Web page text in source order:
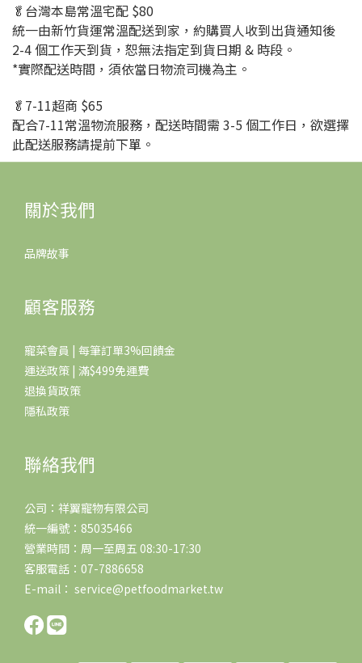
🥬台灣本島常溫宅配 $80
統一由新竹貨運常溫配送到家， 約購買人收到出貨通知後
2-4 個工作天到貨， 恕無法指定到貨日期 & 時段。
*實際配送時間，須依當日物流司機為主。
🥬 7-11超商 $65
配合7-11常溫物流服務，配送時間需 3-5 個工作日，欲選擇
此配送服務請提前下單。
關於我們
品牌故事
顧客服務
寵菜會員 | 每筆訂單3%回饋金
運送政策 | 滿$499免運費
退換貨政策
隱私政策
聯絡我們
公司：祥翼寵物有限公司
統一編號：85035466
營業時間：周一至周五 08:30-17:30
客服電話：07-7886658
E-mail： service@petfoodmarket.tw